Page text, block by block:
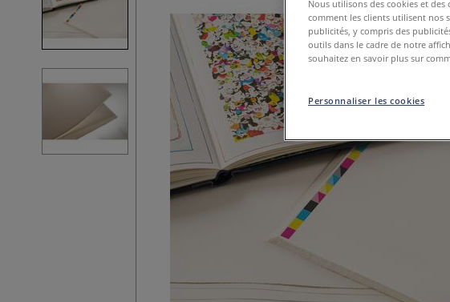
Nous utilisons des cookies et
comment les clients utilisent nos
publicités, y compris des
outils dans le cadre de notre
souhaitez en savoir plus sur
Personnaliser les cookies